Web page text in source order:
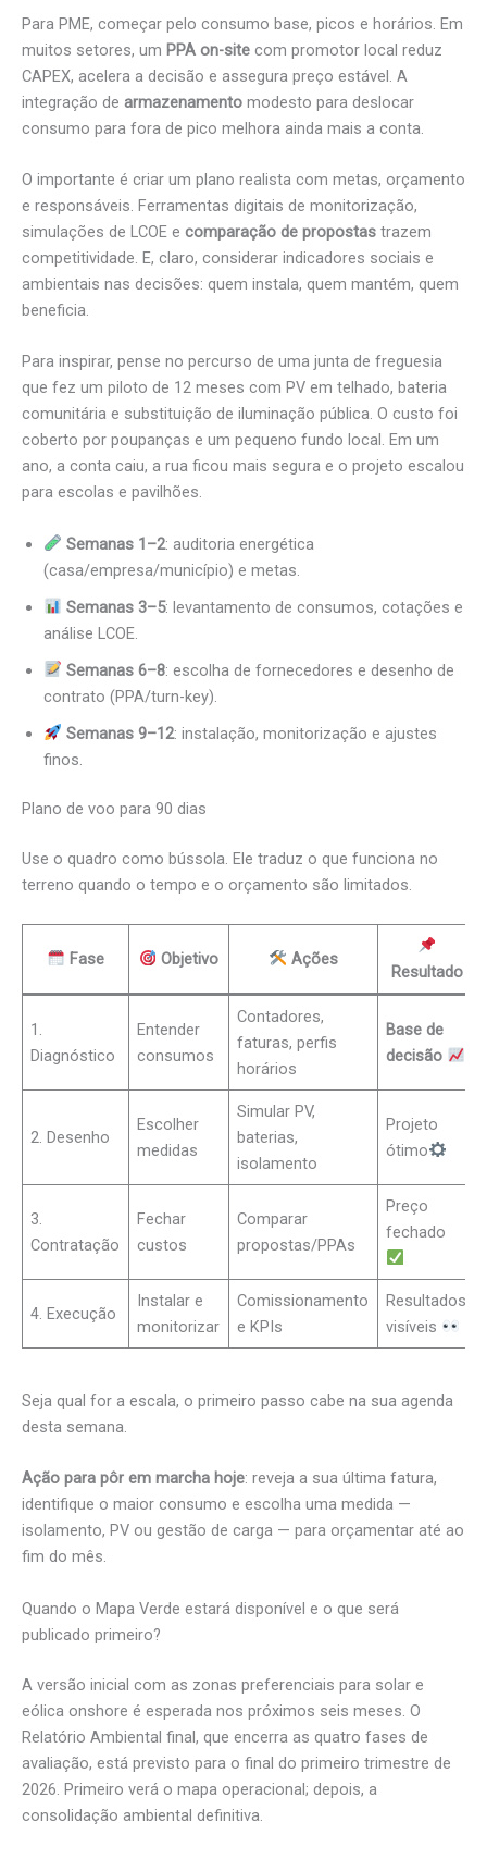
Para PME, começar pelo consumo base, picos e horários. Em
muitos setores, um PPA on-site com promotor local reduz
CAPEX, acelera a decisão e assegura preço estável. A
integração de armazenamento modesto para deslocar
consumo para fora de pico melhora ainda mais a conta.
O importante é criar um plano realista com metas, orçamento
e responsáveis. Ferramentas digitais de monitorização,
simulações de LCOE e comparação de propostas trazem
competitividade. E, claro, considerar indicadores sociais e
ambientais nas decisões: quem instala, quem mantém, quem
beneficia.
Para inspirar, pense no percurso de uma junta de freguesia
que fez um piloto de 12 meses com PV em telhado, bateria
comunitária e substituição de iluminação pública. O custo foi
coberto por poupanças e um pequeno fundo local. Em um
ano, a conta caiu, a rua ficou mais segura e o projeto escalou
para escolas e pavilhões.
Semanas 1–2: auditoria energética
(casa/empresa/município) e metas.
Semanas 3–5: levantamento de consumos, cotações e
análise LCOE.
Semanas 6–8: escolha de fornecedores e desenho de
contrato (PPA/turn-key).
Semanas 9–12: instalação, monitorização e ajustes
finos.
Plano de voo para 90 dias
Use o quadro como bússola. Ele traduz o que funciona no
terreno quando o tempo e o orçamento são limitados.
Fase Objetivo Ações
Resultado
1.
Diagnóstico
Entender
consumos
Contadores,
faturas, perfis
horários
Base de
decisão
2. Desenho
Escolher
medidas
Simular PV,
baterias,
isolamento
Projeto
ótimo
3.
Contratação
Fechar
custos
Comparar
propostas/PPAs
Preço
fechado
4. Execução
Instalar e
monitorizar
Comissionamento
e KPIs
Resultados
visíveis
Seja qual for a escala, o primeiro passo cabe na sua agenda
desta semana.
Ação para pôr em marcha hoje: reveja a sua última fatura,
identifique o maior consumo e escolha uma medida —
isolamento, PV ou gestão de carga — para orçamentar até ao
fim do mês.
Quando o Mapa Verde estará disponível e o que será
publicado primeiro?
A versão inicial com as zonas preferenciais para solar e
eólica onshore é esperada nos próximos seis meses. O
Relatório Ambiental final, que encerra as quatro fases de
avaliação, está previsto para o final do primeiro trimestre de
2026. Primeiro verá o mapa operacional; depois, a
consolidação ambiental definitiva.